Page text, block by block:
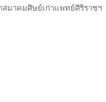
าคมศิษย์เก่าแพทย์ศิริราชฯ